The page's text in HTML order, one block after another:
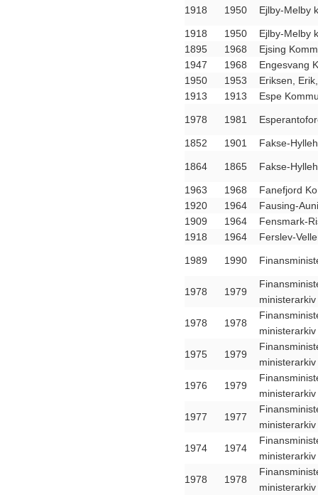
1918 1950 Ejlby-Melby
1918 1950
Ejlby-Melby
1895
1968
Ejsing
1947
1968
Engesvang
1950
1953
Eriksen,
1913
1913 Espe
1978 1981
1852 1901 Fakse-
1864 1865 Fakse-
1963 1968
Fanefjord
1920
1964
Fausing-
1909
1964
Fensmark-
1918
1964 Ferslev-
1989 1990
1978 1979
ministerarkiv
1978 1978
ministerarkiv
1975 1979
ministerarkiv
1976 1979
ministerarkiv
1977 1977
ministerarkiv
1974 1974
ministerarkiv
1978 1978
ministerarkiv